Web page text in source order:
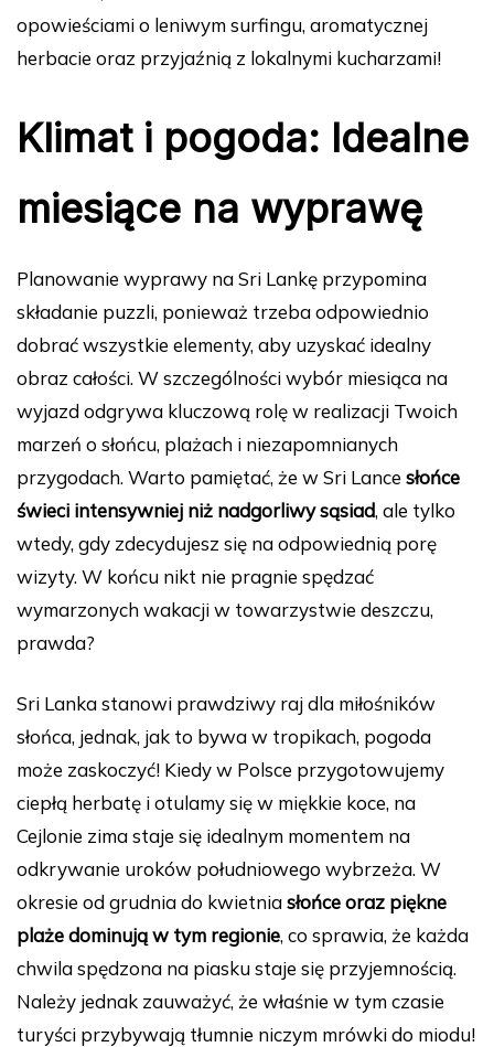
opowieściami o leniwym surfingu, aromatycznej
herbacie oraz przyjaźnią z lokalnymi kucharzami!
Klimat i pogoda: Idealne
miesiące na wyprawę
Planowanie wyprawy na Sri Lankę przypomina
składanie puzzli, ponieważ trzeba odpowiednio
dobrać wszystkie elementy, aby uzyskać idealny
obraz całości. W szczególności wybór miesiąca na
wyjazd odgrywa kluczową rolę w realizacji Twoich
marzeń o słońcu, plażach i niezapomnianych
przygodach. Warto pamiętać, że w Sri Lance słońce
świeci intensywniej niż nadgorliwy sąsiad, ale tylko
wtedy, gdy zdecydujesz się na odpowiednią porę
wizyty. W końcu nikt nie pragnie spędzać
wymarzonych wakacji w towarzystwie deszczu,
prawda?
Sri Lanka stanowi prawdziwy raj dla miłośników
słońca, jednak, jak to bywa w tropikach, pogoda
może zaskoczyć! Kiedy w Polsce przygotowujemy
ciepłą herbatę i otulamy się w miękkie koce, na
Cejlonie zima staje się idealnym momentem na
odkrywanie uroków południowego wybrzeża. W
okresie od grudnia do kwietniasłońce oraz piękne
plaże dominują w tym regionie, co sprawia, że każda
chwila spędzona na piasku staje się przyjemnością.
Należy jednak zauważyć, że właśnie w tym czasie
turyści przybywają tłumnie niczym mrówki do miodu!